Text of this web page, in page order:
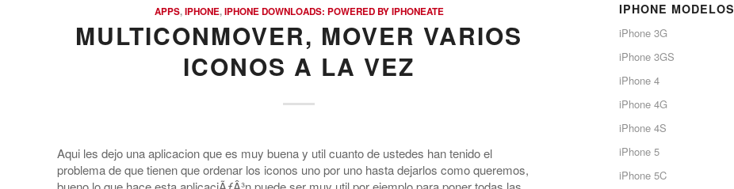
APPS,IPHONE,IPHONE DOWNLOADS: POWERED BY IPHONEATE
MULTICONMOVER, MOVER VARIOS
ICONOS A LA VEZ
Aqui les dejo una aplicacion que es muy buena y util cuanto de ustedes han tenido el
problema de que tienen que ordenar los iconos uno por uno hasta dejarlos como queremos,
IPHONE MODELOS
iPhone 3G
iPhone 3GS
iPhone 4
iPhone 4G
iPhone 4S
iPhone 5
iPhone 5C